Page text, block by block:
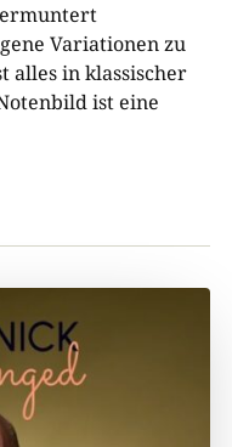
ermuntert
Variationen zu
alles in klassischer
ist eine